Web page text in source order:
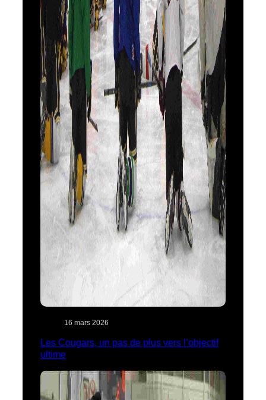
16 mars 2026
Les Cougars, un pas de plus vers l’objectif
ultime